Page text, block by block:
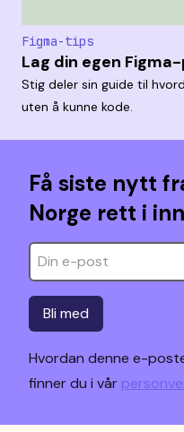
Figma-tips
Lag din egen
Stig deler sin guide til
uten å kunne kode.
Få siste nytt
Norge rett i
Bli med
Hvordan denne e-
finner du i vår